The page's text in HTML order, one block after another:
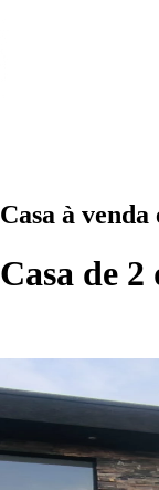
Casa à
Casa de